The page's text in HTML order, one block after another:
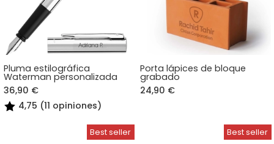
Pluma estilográfica
Waterman personalizada
36,90 €
4,75 (11 opiniones)
Porta lápices de bloque
grabado
24,90 €